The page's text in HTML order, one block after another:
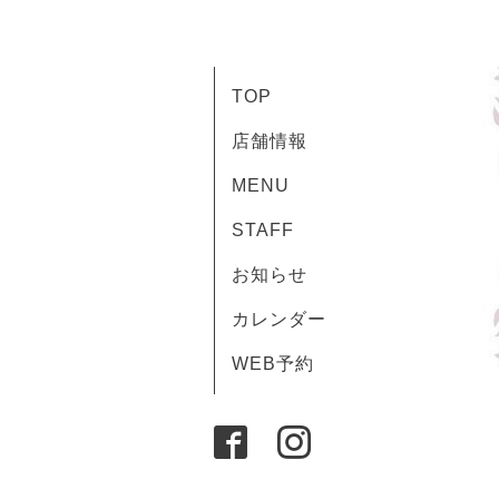
TOP
店舗情報
MENU
STAFF
お知らせ
カレンダー
WEB予約